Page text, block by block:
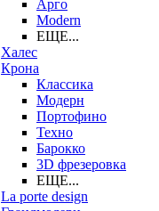
Арго
Modern
ЕЩЕ...
Халес
Крона
Классика
Модерн
Портофино
Техно
Барокко
3D фрезеровка
ЕЩЕ...
La porte design